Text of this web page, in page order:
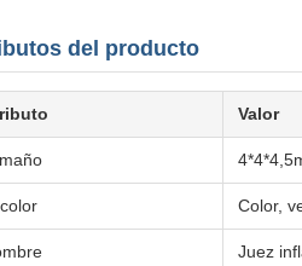
del producto
Valor
Color,
Juez